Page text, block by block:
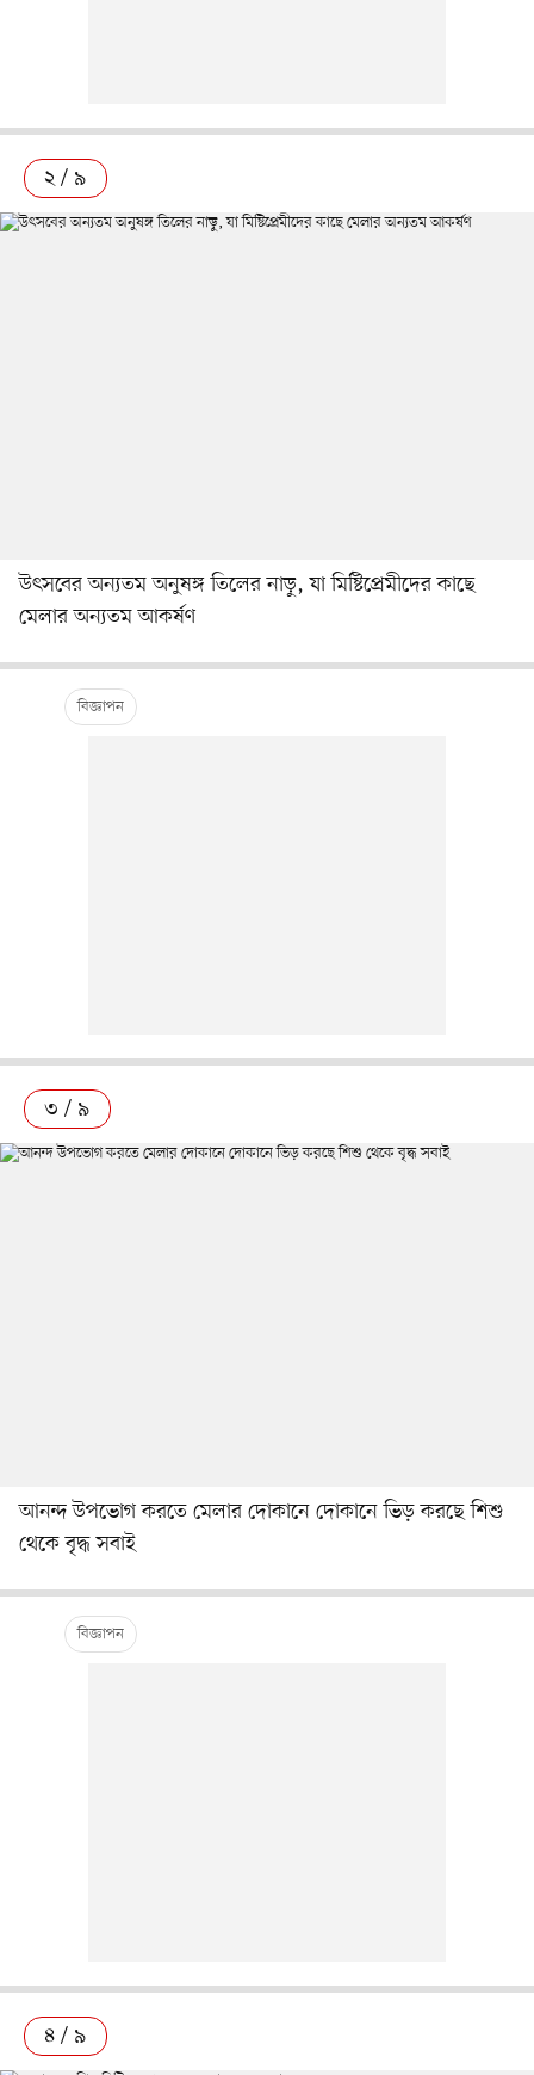
২ / ৯
উৎসবের অন্যতম অনুষঙ্গ তিলের নাড়ু, যা মিষ্টিপ্রেমীদের কাছে
মেলার অন্যতম আকর্ষণ
৩ / ৯
আনন্দ উপভোগ করতে মেলার দোকানে দোকানে ভিড় করছে শিশু
থেকে বৃদ্ধ সবাই
৪ / ৯